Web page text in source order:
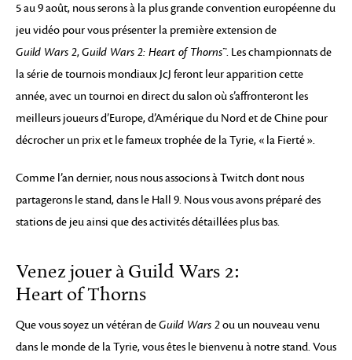
5 au 9 août, nous serons à la plus grande convention européenne du
jeu vidéo pour vous présenter la première extension de
Guild Wars 2,Guild Wars 2: Heart of Thorns™. Les championnats de
la série de tournois mondiaux JcJ feront leur apparition cette
année, avec un tournoi en direct du salon où s’affronteront les
meilleurs joueurs d’Europe, d’Amérique du Nord et de Chine pour
décrocher un prix et le fameux trophée de la Tyrie, « la Fierté ».
Comme l’an dernier, nous nous associons à Twitch dont nous
partagerons le stand, dans le Hall 9. Nous vous avons préparé des
stations de jeu ainsi que des activités détaillées plus bas.
Venez jouer à Guild Wars 2:
Heart of Thorns
Que vous soyez un vétéran deGuild Wars 2ou un nouveau venu
dans le monde de la Tyrie, vous êtes le bienvenu à notre stand. Vous